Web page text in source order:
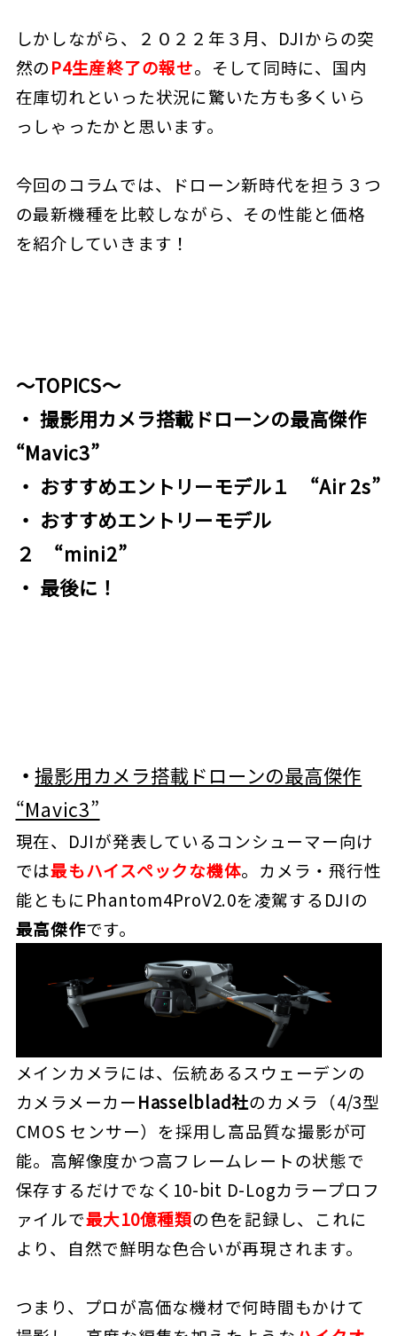
しかしながら、２０２２年３月、DJIからの突
然のP4生産終了の報せ。そして同時に、国内
在庫切れといった状況に驚いた方も多くいら
っしゃったかと思います。
今回のコラムでは、ドローン新時代を担う３つ
の最新機種を比較しながら、その性能と価格
を紹介していきます！
～TOPICS～
・ 撮影用カメラ搭載ドローンの最高傑作
“Mavic3”
・ おすすめエントリーモデル１ “Air 2s”
・ おすすめエントリーモデル
２ “mini2”
・ 最後に！
・撮影用カメラ搭載ドローンの最高傑作
“Mavic3”
現在、DJIが発表しているコンシューマー向け
では最もハイスペックな機体。カメラ・飛行性
能ともにPhantom4ProV2.0を凌駕するDJIの
最高傑作です。
メインカメラには、伝統あるスウェーデンの
カメラメーカーHasselblad社のカメラ（4/3型
CMOS センサー）を採用し高品質な撮影が可
能。高解像度かつ高フレームレートの状態で
保存するだけでなく10-bit D-Logカラープロフ
ァイルで最大10億種類の色を記録し、これに
より、自然で鮮明な色合いが再現されます。
つまり、プロが高価な機材で何時間もかけて